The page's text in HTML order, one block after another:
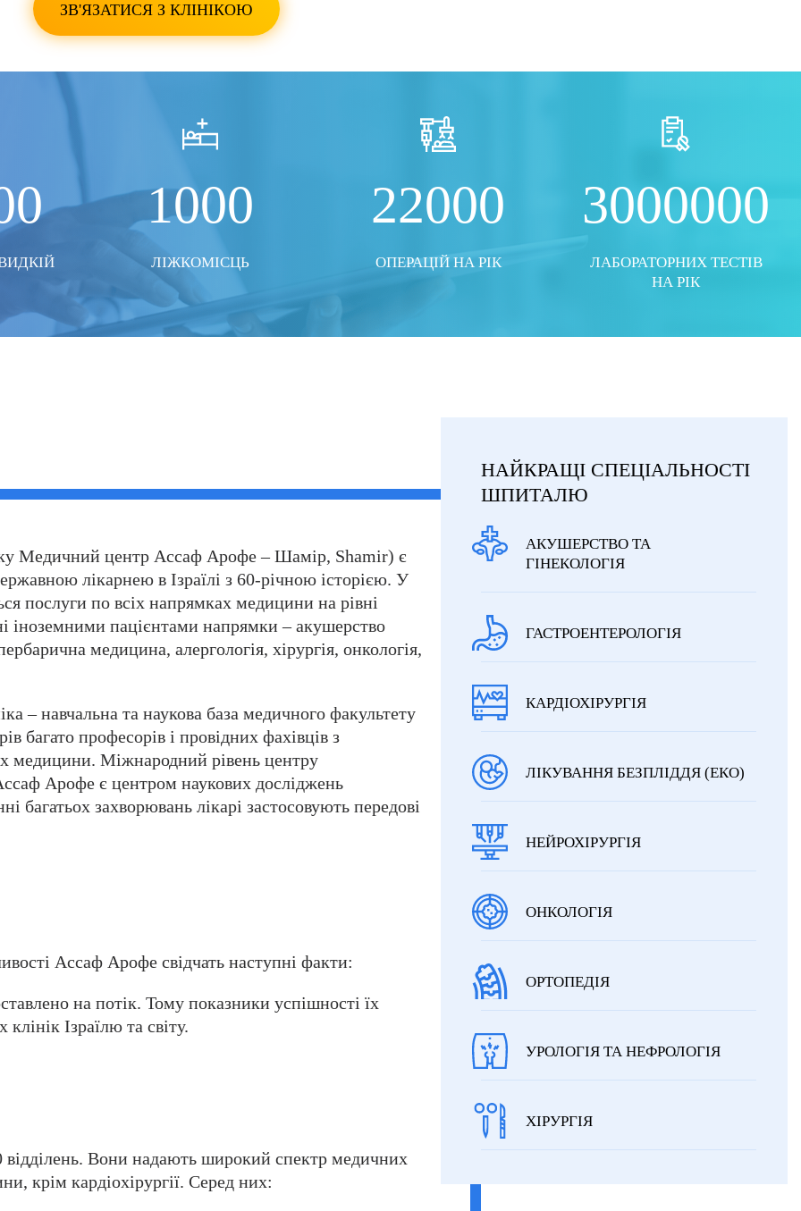
ЗВ'ЯЗАТИСЯ З КЛІНІКОЮ
1000
ЛІЖКОМІСЦЬ
22000
ОПЕРАЦІЙ НА РІК
3000000
ЛАБОРАТОРНИХ ТЕСТІВ
НА РІК
Медичний центр Ассаф Арофе – Шамір, Shamir) є
лікарнею в Ізраїлі з 60-річною історією. У
послуги по всіх напрямках медицини на рівні
іноземними пацієнтами напрямки – акушерство
медицина, алергологія, хірургія, онкологія,
– навчальна та наукова база медичного факультету
багато професорів і провідних фахівців з
медицини. Міжнародний рівень центру
Арофе є центром наукових досліджень
багатьох захворювань лікарі застосовують передові
Ассаф Арофе свідчать наступні факти:
на потік. Тому показники успішності їх
Ізраїлю та світу.
Вони надають широкий спектр медичних
крім кардіохірургії. Серед них:
НАЙКРАЩІ СПЕЦІАЛЬНОСТІ
ШПИТАЛЮ
АКУШЕРСТВО ТА
ГІНЕКОЛОГІЯ
ГАСТРОЕНТЕРОЛОГІЯ
КАРДІОХІРУРГІЯ
ЛІКУВАННЯ БЕЗПЛІДДЯ (ЕКО)
НЕЙРОХІРУРГІЯ
ОНКОЛОГІЯ
ОРТОПЕДІЯ
УРОЛОГІЯ ТА НЕФРОЛОГІЯ
ХІРУРГІЯ